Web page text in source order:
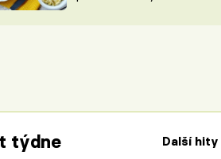
týdne Další hity